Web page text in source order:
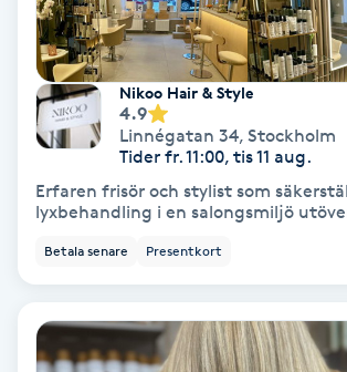
Naglar borttagning
Naglar reparation
Ny frisyr
Nikoo Hair & Style
4.9
Linnégatan 34, Stockholm
Tider fr. 11:00, tis 11 aug.
Erfaren frisör och stylist som
lyxbehandling i en salongsmiljö
Betala senare Presentkort